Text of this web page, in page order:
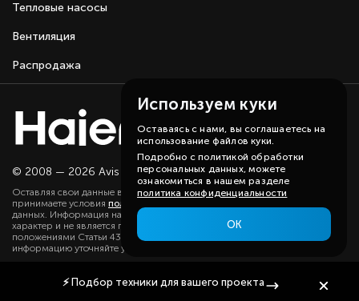
Тепловые насосы
Вентиляция
Распродажа
© 2008 — 2026 Avis group.Карта сайта
Оставляя свои данные в любой форме на сайте, вы даете согласие и
принимаете условия политики
данных. Информация на данном сайте носит ознакомительный
характер и не является публичной офертой, определяемой
положениями Статьи 437(2) ГК РФ. Существенную для вас
информацию уточняйте у наших менеджеров.
⚡ Подбор техники для вашего проекта
Используем куки
Оставаясь с нами, вы соглашаетесь на
использование файлов куки.
Подробно с политикой обработки
персональных данных, можете
ознакомиться в нашем разделе
политика конфиденциальности
ОК